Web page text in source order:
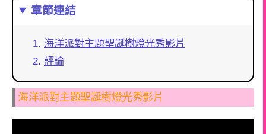
章節連結
海洋派對主題聖誕樹燈光秀影片
評論
海洋派對主題聖誕樹燈光秀影片